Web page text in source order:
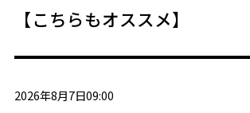
【こちらもオススメ】
2026年8月7日09:00